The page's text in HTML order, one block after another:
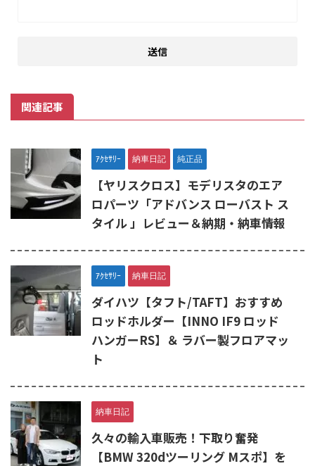
関連記事
ｱｸｾｻﾘｰ 納車日記 純正品
【ヤリスクロス】モデリスタのエア
ロパーツ「アドバンス ローバスト ス
タイル 」レビュー＆納期・納車情報
ｱｸｾｻﾘｰ 納車日記
ダイハツ【タフト/TAFT】おすすめ
ロッドホルダー【INNO IF9 ロッド
ハンガーRS】＆ ラバー製フロアマッ
ト
納車日記
久々の輸入車販売！下取り奮発
【BMW 320dツーリング Mスポ】を